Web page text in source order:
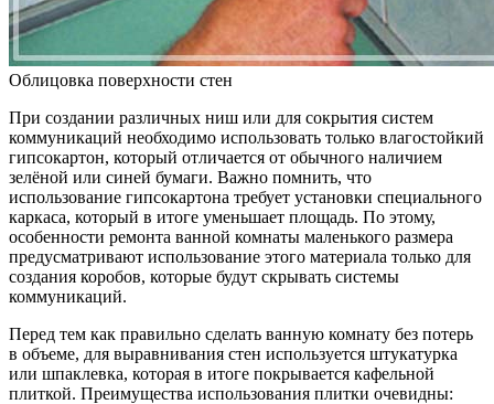
Облицовка поверхности стен
При создании различных ниш или для сокрытия систем
коммуникаций необходимо использовать только влагостойкий
гипсокартон, который отличается от обычного наличием
зелёной или синей бумаги. Важно помнить, что
использование гипсокартона требует установки специального
каркаса, который в итоге уменьшает площадь. По этому,
особенности ремонта ванной комнаты маленького размера
предусматривают использование этого материала только для
создания коробов, которые будут скрывать системы
коммуникаций.
Перед тем как правильно сделать ванную комнату без потерь
в объеме, для выравнивания стен используется штукатурка
или шпаклевка, которая в итоге покрывается кафельной
плиткой. Преимущества использования плитки очевидны: